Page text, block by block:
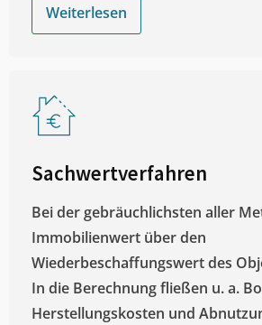
Weiterlesen
Sachwertverfahren
Bei der gebräuchlichsten aller
Immobilienwert über den
Wiederbeschaffungswert des
In die Berechnung fließen u. a.
Herstellungskosten und